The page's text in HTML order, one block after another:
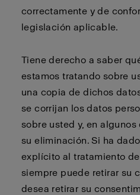
correctamente y de
legislación aplicable.
Tiene derecho a saber
estamos tratando sobre
una copia de dichos
se corrijan los datos
sobre usted y, en
su eliminación. Si ha
explícito al tratamiento
siempre puede retirar su
desea retirar su